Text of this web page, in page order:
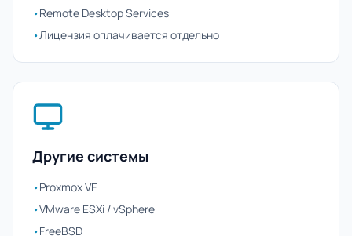
•Remote Desktop Services
•Лицензия оплачивается отдельно
Другие системы
•Proxmox VE
•VMware ESXi / vSphere
•FreeBSD